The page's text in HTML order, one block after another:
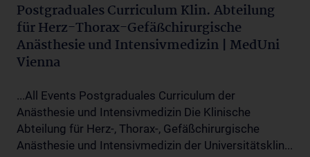
Postgraduales Curriculum Klin. Abteilung
für Herz-Thorax-Gefäßchirurgische
Anästhesie und Intensivmedizin | MedUni
Vienna
...All Events Postgraduales Curriculum der
Anästhesie und Intensivmedizin Die Klinische
Abteilung für Herz-, Thorax-, Gefäßchirurgische
Anästhesie und Intensivmedizin der Universitätsklin...